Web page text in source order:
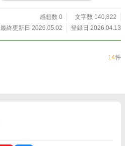
感想数 0
文字数 140,822
最終更新日 2026.05.02
登録日 2026.04.13
14件